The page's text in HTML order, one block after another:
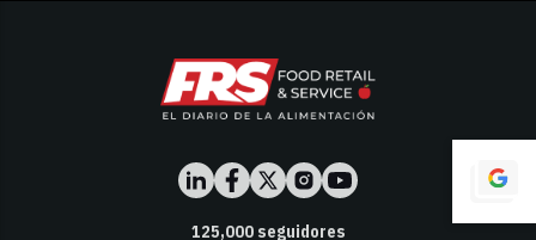
125,000seguidores